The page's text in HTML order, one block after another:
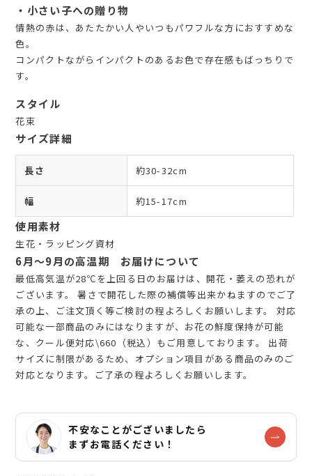
・小さい子への贈り物
情熱の赤は、あたたかい人やいつもパワフルな方におすすめな
色。
コンパクトながらインパクトのあるお色で存在感もばっちりで
す。
スタイル
花束
サイズ詳細
長さ 約30-32cm
幅 約15-17cm
使用素材
生花・ラッピング資材
6月～9月の高温期 お届けについて
最低高気温が28℃を上回る日のお届けは、開花・萎えの恐れが
ございます。 暑さで開花した際の補償等出来かねますのでご了
承の上、ご注文頂く等ご検討の程よろしくお願いします。 対応
可能な一部商品のみにはなりますが、お花の鮮度保持が可能
な、クール便対応\660（税込）もご用意しております。 出荷
サイズに制限があるため、オプション項目がある商品のみのご
対応となります。ご了承の程よろしくお願いします。
不安なことがございましたら
まずお電話ください！